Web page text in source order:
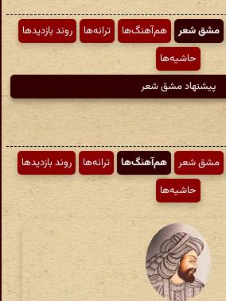
مشق شعر هم‌آهنگ‌ها ترانه‌ها
روند بازدیدها
حاشیه‌ها
پیشنهاد مشق شعر
مشق شعر هم‌آهنگ‌ها ترانه‌ها
روند بازدیدها
حاشیه‌ها